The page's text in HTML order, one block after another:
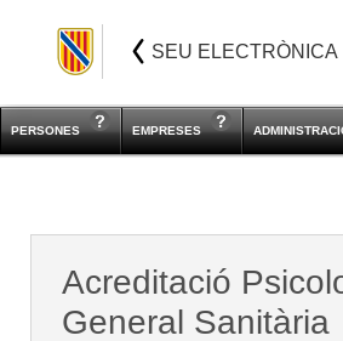
SEU ELECTRÒNICA
PERSONES EMPRESES
Acreditació
General Sanitària